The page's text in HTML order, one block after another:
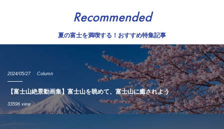
Recommended
夏の富士を満喫する！おすすめ特集記事
2024/05/27 Column
【富士山絶景動画集】富士山を眺めて、富士山に癒されよう
33596 view